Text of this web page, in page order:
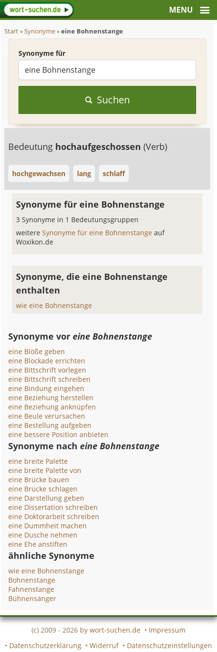
Start»Synonyme»eine Bohnenstange
Synonyme für
Suchen
Bedeutung hochaufgeschossen(Verb)
hochgewachsen lang schlaff
Synonyme für eine Bohnenstange
3 Synonyme in 1 Bedeutungsgruppen
weitereSynonyme für eine Bohnenstangeauf
Woxikon.de
Synonyme, die eine Bohnenstange
enthalten
wie eine Bohnenstange
Synonyme voreine Bohnenstange
eine Blöße geben
eine Blockade errichten
eine Bittschrift vorlegen
eine Bittschrift schreiben
eine Bindung eingehen
eine Beziehung herstellen
eine Beziehung anknüpfen
eine Beule verursachen
eine Bestellung aufgeben
eine bessere Position anbieten
Synonyme nacheine Bohnenstange
eine breite Palette
eine breite Palette von
eine Brücke bauen
eine Brücke schlagen
eine Darstellung geben
eine Dissertation schreiben
eine Doktorarbeit schreiben
eine Dummheit machen
eine Dusche nehmen
eine Ehe anstiften
ähnliche Synonyme
wie eine Bohnenstange
Bohnenstange
Fahnenstange
Bühnensänger
(c) 2009 - 2026 by wort-suchen.de • Impressum
• Datenschutzerklärung • Widerruf • Datenschutzeinstellungen